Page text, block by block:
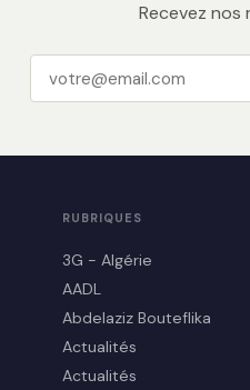
Recevez nos
RUBRIQUES
3G - Algérie
AADL
Abdelaziz Bouteflika
Actualités
Actualités